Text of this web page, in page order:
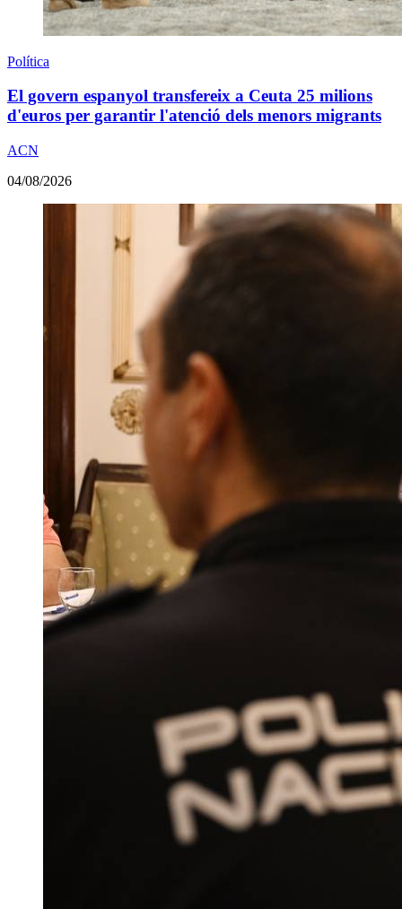
Política
El govern espanyol transfereix a Ceuta 25 milions
d'euros per garantir l'atenció dels menors migrants
ACN
04/08/2026